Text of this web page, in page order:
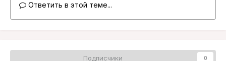
Ответить в этой теме...
Подписчики 0